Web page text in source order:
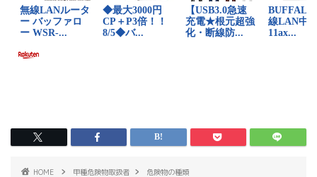
HOME 甲種危険物取扱者
危険物の種類